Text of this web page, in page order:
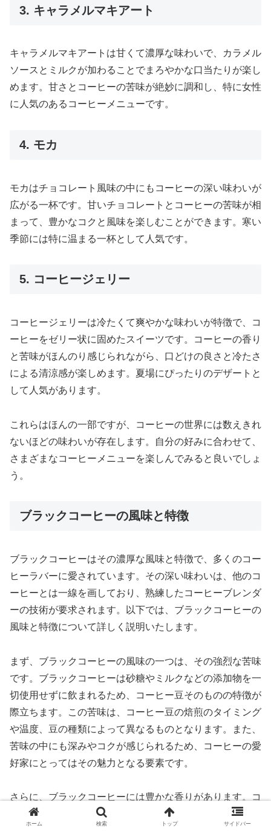
3. キャラメルマキアート
キャラメルマキアートは甘くて濃厚な味わいで、カラメル
ソースとミルクが加わることでまろやかな口当たりが楽し
めます。甘さとコーヒーの苦味が絶妙に調和し、特に女性
に人気のあるコーヒーメニューです。
4. モカ
モカはチョコレート風味の中にもコーヒーの深い味わいが
広がる一杯です。甘いチョコレートとコーヒーの苦味が相
まって、豊かなコクと風味を楽しむことができます。寒い
季節には特に温まる一杯として人気です。
5. コーヒージェリー
コーヒージェリーは冷たくて爽やかな味わいが特徴で、コ
ーヒーをゼリー状に固めたスイーツです。コーヒーの香り
と苦味がほんのり感じられながら、口どけの良さと冷たさ
による清涼感が楽しめます。夏場にぴったりのデザートと
して人気があります。
これらはほんの一部ですが、コーヒーの世界には数えきれ
ないほどの味わいが存在します。自分の好みに合わせて、
さまざまなコーヒーメニューを楽しんでみると良いでしょ
う。
ブラックコーヒーの風味と特徴
ブラックコーヒーはその濃厚な風味と特徴で、多くのコー
ヒーラバーに愛されています。その深い味わいは、他のコ
ーヒーとは一線を画しており、熟練したコーヒーブレンダ
ーの技術が要求されます。以下では、ブラックコーヒーの
風味と特徴について詳しく説明いたします。
まず、ブラックコーヒーの風味の一つは、その強烈な苦味
です。ブラックコーヒーは砂糖やミルクなどの添加物を一
切使用せずに飲まれるため、コーヒー豆そのものの特徴が
際立ちます。この苦味は、コーヒー豆の焙煎のタイミング
や温度、豆の種類によって異なるものとなります。また、
苦味の中にも深みやコクが感じられるため、コーヒーの愛
好家にとってはその魅力となる要素です。
さらに、ブラックコーヒーには豊かな香りがあります。コ
ーヒー豆は焙煎されることで香り成分が引き出され、ブラ
ホーム 検索 トップ サイドバー